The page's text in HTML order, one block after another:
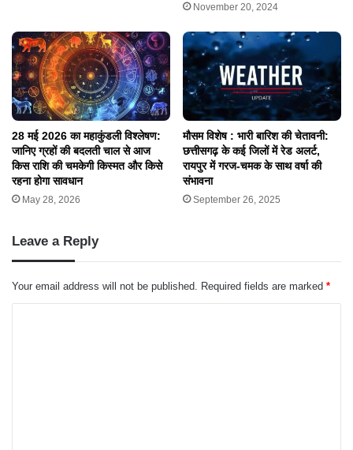
November 20, 2024
28 मई 2026 का महाकुंडली विश्लेषण:
जानिए ग्रहों की बदलती चाल से आज
किस राशि की चमकेगी किस्मत और किसे
रहना होगा सावधान
May 28, 2026
मौसम विशेष : भारी बारिश की चेतावनी:
छत्तीसगढ़ के कई जिलों में रेड अलर्ट,
रायपुर में गरज-चमक के साथ वर्षा की
संभावना
September 26, 2025
Leave a Reply
Your email address will not be published. Required fields are marked *